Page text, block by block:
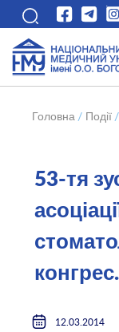
Головна / Події /
53-тя
конгрес.
12.03.2014